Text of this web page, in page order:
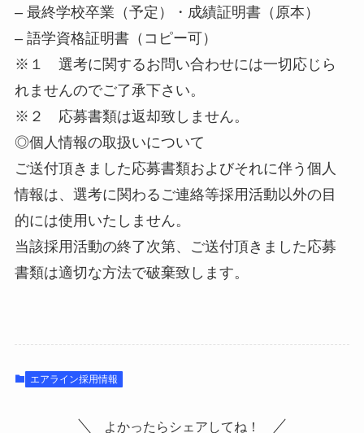
– 最終学校卒業（予定）・成績証明書（原本）
– 語学資格証明書（コピー可）
※１ 選考に関するお問い合わせには一切応じら
れませんのでご了承下さい。
※２ 応募書類は返却致しません。
◎個人情報の取扱いについて
ご送付頂きました応募書類およびそれに伴う個人
情報は、選考に関わるご連絡等採用活動以外の目
的には使用いたしません。
当該採用活動の終了次第、ご送付頂きました応募
書類は適切な方法で破棄致します。
エアライン採用情報
よかったらシェアしてね！